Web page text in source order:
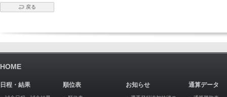
戻る
HOME
日程・結果 順位表 お知らせ 通算データ